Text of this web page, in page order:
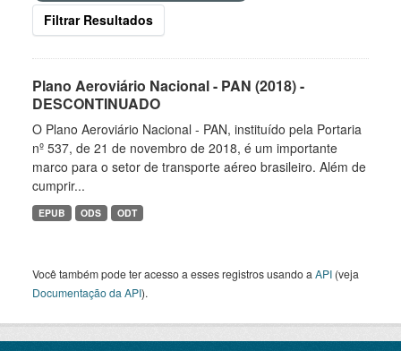
Filtrar Resultados
Plano Aeroviário Nacional - PAN (2018) -
DESCONTINUADO
O Plano Aeroviário Nacional - PAN, instituído pela Portaria
nº 537, de 21 de novembro de 2018, é um importante
marco para o setor de transporte aéreo brasileiro. Além de
cumprir...
EPUB ODS ODT
Você também pode ter acesso a esses registros usando a API (veja
Documentação da API).